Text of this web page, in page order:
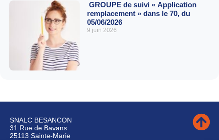
GROUPE de suivi « Application
remplacement » dans le 70, du
05/06/2026
9 juin 2026
SNALC BESANCON
31 Rue de Bavans
25113 Sainte-Marie